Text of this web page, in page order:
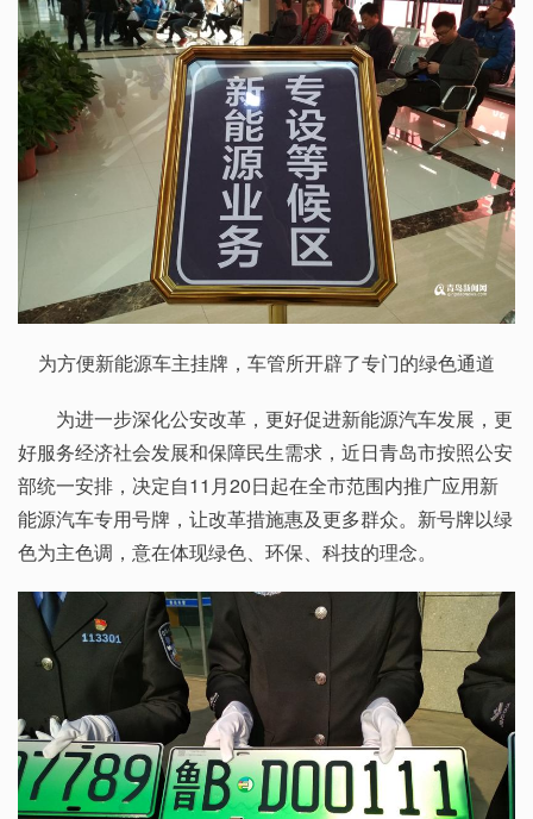
为方便新能源车主挂牌，车管所开辟了专门的绿色通道
为进一步深化公安改革，更好促进新能源汽车发展，更
好服务经济社会发展和保障民生需求，近日青岛市按照公安
部统一安排，决定自11月20日起在全市范围内推广应用新
能源汽车专用号牌，让改革措施惠及更多群众。新号牌以绿
色为主色调，意在体现绿色、环保、科技的理念。